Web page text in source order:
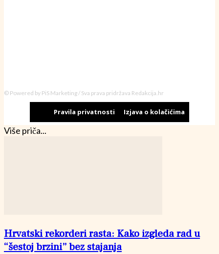
© Powered by PiS Marketing / Sva prava pridržava Redakcija.hr
Pravila privatnosti Izjava o kolačićima
Više priča...
Hrvatski rekorderi rasta: Kako izgleda rad u
“šestoj brzini” bez stajanja